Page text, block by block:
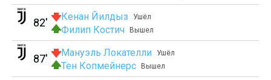
Ушёл
Кенан Йилдыз
Вышел
Филип Костич
82'
Ушёл
Мануэль Локателли
Вышел
Тен Копмейнерс
87'